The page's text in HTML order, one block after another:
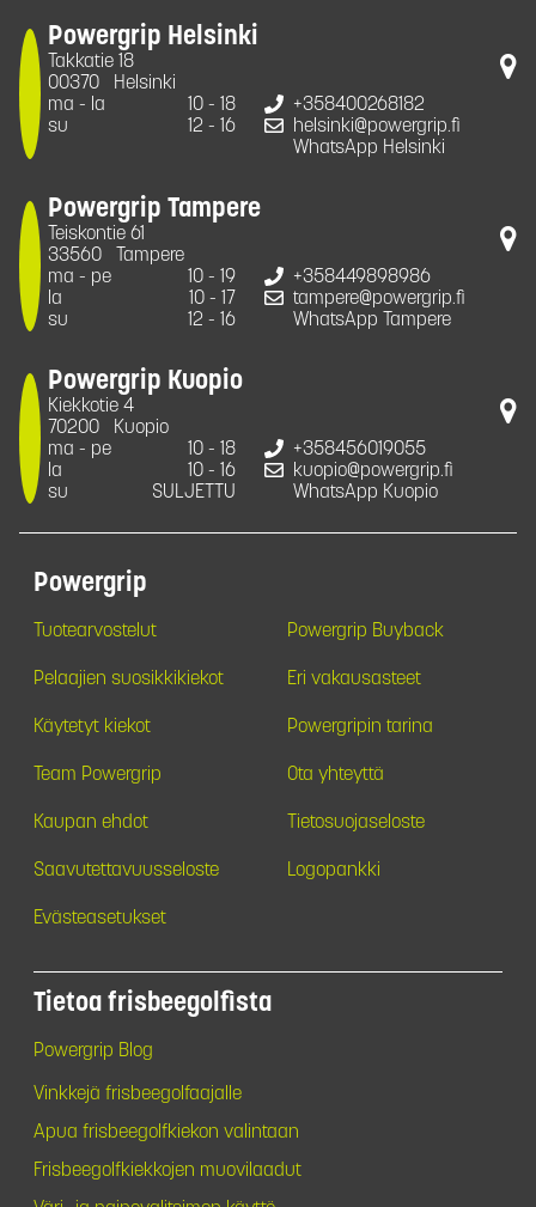
Powergrip Helsinki
Takkatie 18
00370
Helsinki
ma - la
10 - 18
su
12 - 16
+358400268182
helsinki@powergrip.fi
WhatsApp Helsinki
Powergrip Tampere
Teiskontie 61
33560
Tampere
ma - pe
10 - 19
la
10 - 17
su
12 - 16
+358449898986
tampere@powergrip.fi
WhatsApp Tampere
Powergrip Kuopio
Kiekkotie 4
70200
Kuopio
ma - pe
10 - 18
la
10 - 16
su
SULJETTU
+358456019055
kuopio@powergrip.fi
WhatsApp Kuopio
Powergrip
Tuotearvostelut Powergrip Buyback
Pelaajien suosikkikiekot Eri vakausasteet
Käytetyt kiekot Powergripin tarina
Team Powergrip Ota yhteyttä
Kaupan ehdot Tietosuojaseloste
Saavutettavuusseloste Logopankki
Evästeasetukset
Tietoa frisbeegolfista
Powergrip Blog
Vinkkejä frisbeegolfaajalle
Apua frisbeegolfkiekon valintaan
Frisbeegolfkiekkojen muovilaadut